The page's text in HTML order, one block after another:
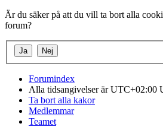
Är du säker på att du vill ta bort alla
forum?
Forumindex
Alla tidsangivelser är UTC+02:00
Ta bort alla kakor
Medlemmar
Teamet